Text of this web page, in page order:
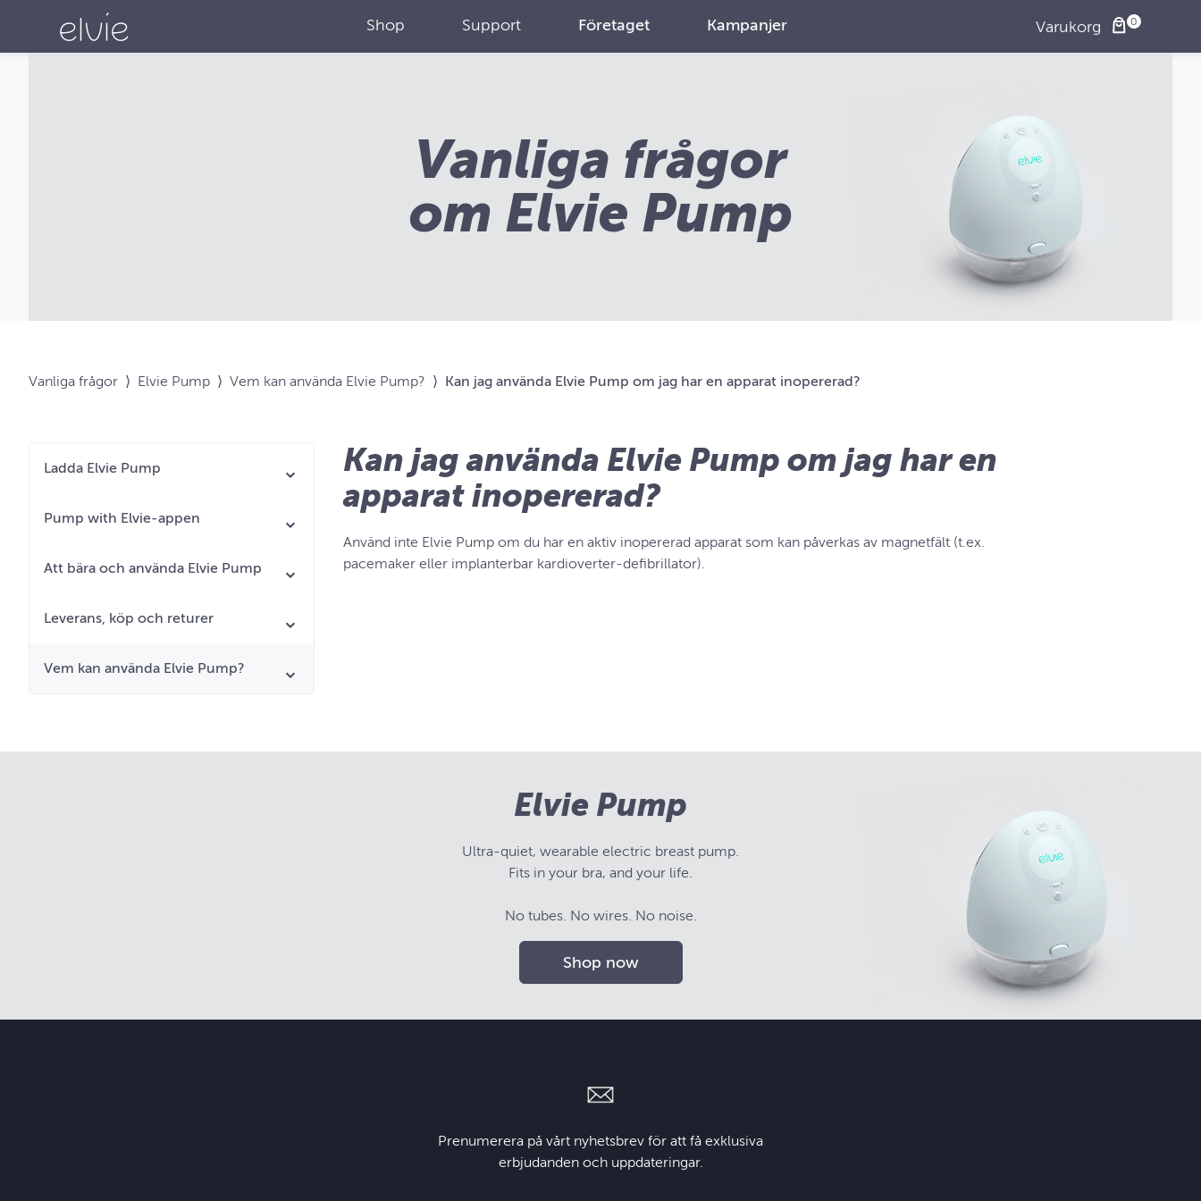
Shop Support Företaget Kampanjer Varukorg
Vanliga frågor
om Elvie Pump
Vanliga frågor ⟩ Elvie Pump ⟩ Vem kan använda Elvie Pump? ⟩ Kan jag använda Elvie Pump om jag har en apparat inopererad?
Ladda Elvie Pump
Pump with Elvie-appen
Att bära och använda Elvie Pump
Leverans, köp och returer
Vem kan använda Elvie Pump?
Kan jag använda Elvie Pump om jag har en
apparat inopererad?
Använd inte Elvie Pump om du har en aktiv inopererad apparat som kan påverkas av magnetfält (t.ex.
pacemaker eller implanterbar kardioverter-defibrillator).
Elvie Pump
Ultra-quiet, wearable electric breast pump.
Fits in your bra, and your life.
No tubes. No wires. No noise.
Shop now
Prenumerera på vårt nyhetsbrev för att få exklusiva
erbjudanden och uppdateringar.